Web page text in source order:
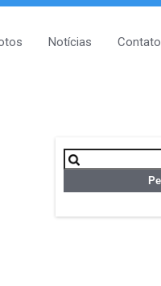
Notícias Contato
Pesquisar
por: